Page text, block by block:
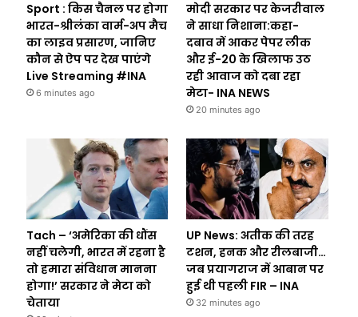
Sport : किस चैनल पर होगा
भारत-श्रीलंका वार्म-अप मैच
का लाइव प्रसारण, जानिए
कौन से ऐप पर देख पाएंगे
Live Streaming #INA
6 minutes ago
मोदी सरकार पर केजरीवाल
ने साधा निशाना:कहा-
दबाव में आकर पेपर लीक
और ई-20 के खिलाफ उठ
रही आवाज को दबा रहा
मेटा- INA NEWS
20 minutes ago
Tach – ‘अमेरिका की धौंस
नहीं चलेगी, भारत में रहना है
तो हमारा संविधान मानना
होगा!’ सरकार ने मेटा को
चेताया
UP News: अतीक की तरह
टशन, हनक और रीलबाजी…
जब प्रयागराज में आबान पर
हुई थी पहली FIR – INA
32 minutes ago